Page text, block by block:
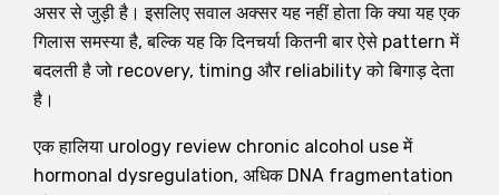
असर से जुड़ी है। इसलिए सवाल अक्सर यह नहीं होता कि क्या यह एक
गिलास समस्या है, बल्कि यह कि दिनचर्या कितनी बार ऐसे pattern में
बदलती है जो recovery, timing और reliability को बिगाड़ देता
है।
एक हालिया urology review chronic alcohol use में
hormonal dysregulation, अधिक DNA fragmentation